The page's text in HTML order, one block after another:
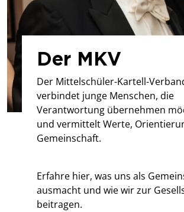
Der MKV
Der Mittelschüler-Kartell-
verbindet junge Menschen, die
Verantwortung übernehmen
und vermittelt Werte,
Gemeinschaft.
Erfahre hier, was uns als
ausmacht und wie wir zur
beitragen.